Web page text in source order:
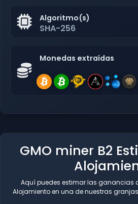
Algoritmo(s)
SHA-256
Monedas extraídas
GMO miner B2
Aquí puedes estimar las ganancias
Alojamiento en una de nuestras granjas